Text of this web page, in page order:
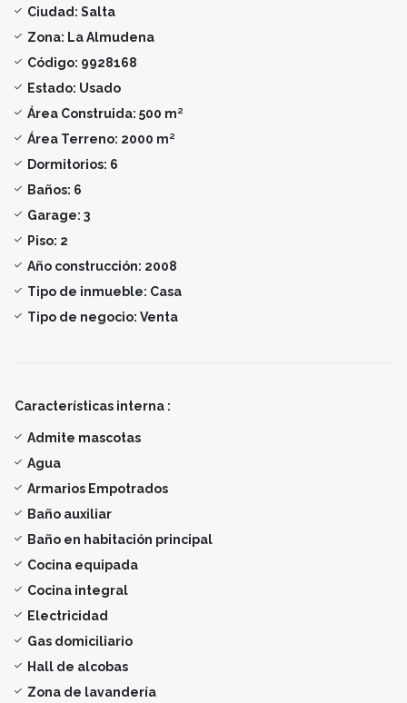
Ciudad: Salta
Zona: La Almudena
Código: 9928168
Estado: Usado
Área Construida: 500 m²
Área Terreno: 2000 m²
Dormitorios: 6
Baños: 6
Garage: 3
Piso: 2
Año construcción: 2008
Tipo de inmueble: Casa
Tipo de negocio: Venta
Características interna :
Admite mascotas
Agua
Armarios Empotrados
Baño auxiliar
Baño en habitación principal
Cocina equipada
Cocina integral
Electricidad
Gas domiciliario
Hall de alcobas
Zona de lavandería